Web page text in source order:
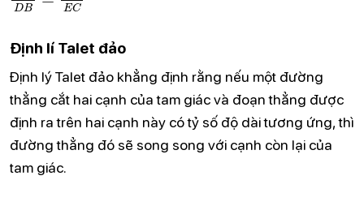
Định lí Talet đảo
Định lý Talet đảo khẳng định rằng nếu một đường
thẳng cắt hai cạnh của tam giác và đoạn thẳng được
định ra trên hai cạnh này có tỷ số độ dài tương ứng, thì
đường thẳng đó sẽ song song với cạnh còn lại của
tam giác.